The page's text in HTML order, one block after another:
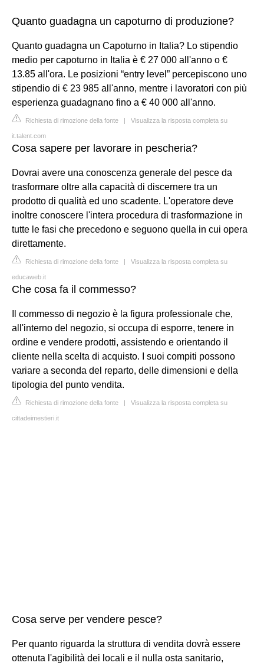
Quanto guadagna un capoturno di produzione?
Quanto guadagna un Capoturno in Italia? Lo stipendio
medio per capoturno in Italia è € 27 000 all'anno o €
13.85 all'ora. Le posizioni “entry level” percepiscono uno
stipendio di € 23 985 all'anno, mentre i lavoratori con più
esperienza guadagnano fino a € 40 000 all'anno.
Richiesta di rimozione della fonte | Visualizza la risposta completa su
it.talent.com
Cosa sapere per lavorare in pescheria?
Dovrai avere una conoscenza generale del pesce da
trasformare oltre alla capacità di discernere tra un
prodotto di qualità ed uno scadente. L'operatore deve
inoltre conoscere l'intera procedura di trasformazione in
tutte le fasi che precedono e seguono quella in cui opera
direttamente.
Richiesta di rimozione della fonte | Visualizza la risposta completa su
educaweb.it
Che cosa fa il commesso?
Il commesso di negozio è la figura professionale che,
all'interno del negozio, si occupa di esporre, tenere in
ordine e vendere prodotti, assistendo e orientando il
cliente nella scelta di acquisto. I suoi compiti possono
variare a seconda del reparto, delle dimensioni e della
tipologia del punto vendita.
Richiesta di rimozione della fonte | Visualizza la risposta completa su
cittadeimestieri.it
Cosa serve per vendere pesce?
Per quanto riguarda la struttura di vendita dovrà essere
ottenuta l'agibilità dei locali e il nulla osta sanitario,